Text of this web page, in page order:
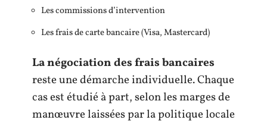
Les commissions d’intervention
Les frais de carte bancaire (Visa, Mastercard)
La négociation des frais bancaires
reste une démarche individuelle. Chaque
cas est étudié à part, selon les marges de
manœuvre laissées par la politique locale